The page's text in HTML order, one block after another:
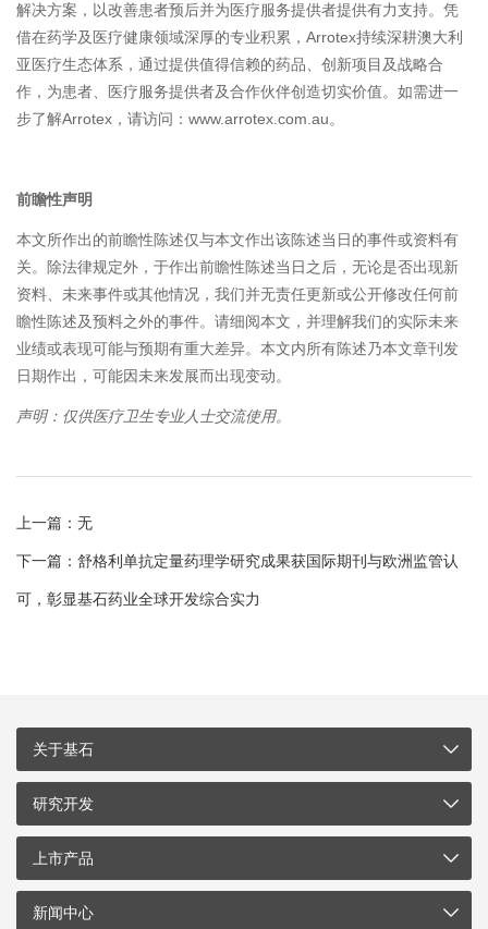
解决方案，以改善患者预后并为医疗服务提供者提供有力支持。凭
借在药学及医疗健康领域深厚的专业积累，Arrotex持续深耕澳大利
亚医疗生态体系，通过提供值得信赖的药品、创新项目及战略合
作，为患者、医疗服务提供者及合作伙伴创造切实价值。如需进一
步了解Arrotex，请访问：www.arrotex.com.au。
前瞻性声明
本文所作出的前瞻性陈述仅与本文作出该陈述当日的事件或资料有
关。除法律规定外，于作出前瞻性陈述当日之后，无论是否出现新
资料、未来事件或其他情况，我们并无责任更新或公开修改任何前
瞻性陈述及预料之外的事件。请细阅本文，并理解我们的实际未来
业绩或表现可能与预期有重大差异。本文内所有陈述乃本文章刊发
日期作出，可能因未来发展而出现变动。
声明：仅供医疗卫生专业人士交流使用。
上一篇：无
下一篇：舒格利单抗定量药理学研究成果获国际期刊与欧洲监管认
可，彰显基石药业全球开发综合实力
关于基石
研究开发
上市产品
新闻中心